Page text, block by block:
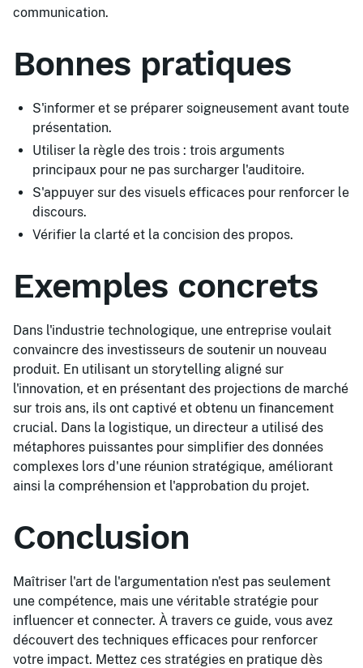
communication.
Bonnes pratiques
S'informer et se préparer soigneusement avant toute
présentation.
Utiliser la règle des trois : trois arguments
principaux pour ne pas surcharger l'auditoire.
S'appuyer sur des visuels efficaces pour renforcer le
discours.
Vérifier la clarté et la concision des propos.
Exemples concrets
Dans l'industrie technologique, une entreprise voulait
convaincre des investisseurs de soutenir un nouveau
produit. En utilisant un storytelling aligné sur
l'innovation, et en présentant des projections de marché
sur trois ans, ils ont captivé et obtenu un financement
crucial. Dans la logistique, un directeur a utilisé des
métaphores puissantes pour simplifier des données
complexes lors d'une réunion stratégique, améliorant
ainsi la compréhension et l'approbation du projet.
Conclusion
Maîtriser l'art de l'argumentation n'est pas seulement
une compétence, mais une véritable stratégie pour
influencer et connecter. À travers ce guide, vous avez
découvert des techniques efficaces pour renforcer
votre impact. Mettez ces stratégies en pratique dès